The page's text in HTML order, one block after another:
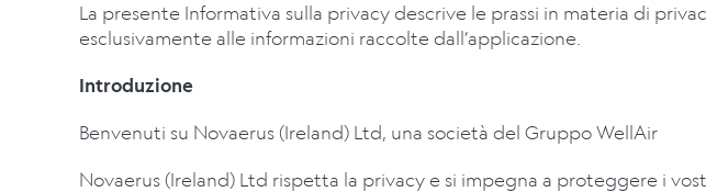
La presente Informativa sulla privacy descrive le prassi in materia di
esclusivamente alle informazioni raccolte dall’applicazione.
Introduzione
Benvenuti su Novaerus (Ireland) Ltd, una società del Gruppo WellAir
Novaerus (Ireland) Ltd rispetta la privacy e si impegna a proteggere i